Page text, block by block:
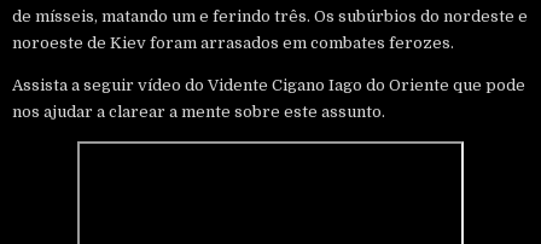
de mísseis, matando um e ferindo três. Os subúrbios do nordeste e
noroeste de Kiev foram arrasados ​​em combates ferozes.
Assista a seguir vídeo do Vidente Cigano Iago do Oriente que pode
nos ajudar a clarear a mente sobre este assunto.